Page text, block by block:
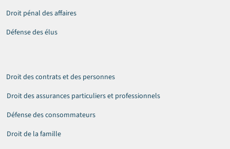
Droit pénal des affaires
Défense des élus
Droit des contrats et des personnes
Droit des assurances particuliers et professionnels
Défense des consommateurs
Droit de la famille